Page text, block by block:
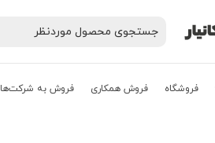
فروشگاه فروش همکاری فروش به شرکت‌ها